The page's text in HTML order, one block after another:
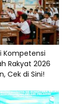
Kompetensi
Rakyat 2026
Cek di Sini!